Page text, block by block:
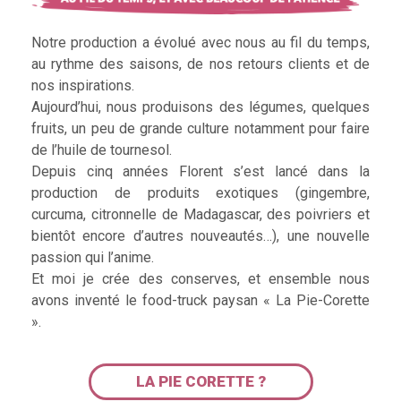
Notre production a évolué avec nous au fil du temps,
au rythme des saisons, de nos retours clients et de
nos inspirations.
Aujourd’hui, nous produisons des légumes, quelques
fruits, un peu de grande culture notamment pour faire
de l’huile de tournesol.
Depuis cinq années Florent s’est lancé dans la
production de produits exotiques (gingembre,
curcuma, citronnelle de Madagascar, des poivriers et
bientôt encore d’autres nouveautés…), une nouvelle
passion qui l’anime.
Et moi je crée des conserves, et ensemble nous
avons inventé le food-truck paysan « La Pie-Corette
».
LA PIE CORETTE ?